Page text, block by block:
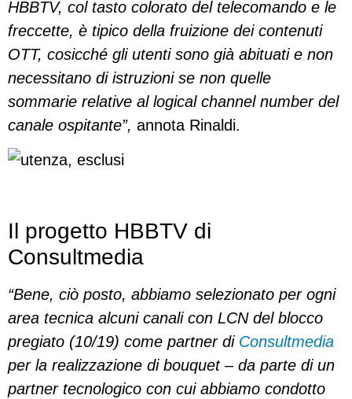
HBBTV, col tasto colorato del telecomando e le
freccette, è tipico della fruizione dei contenuti
OTT, cosicché gli utenti sono già abituati e non
necessitano di istruzioni se non quelle
sommarie relative al logical channel number del
canale ospitante”, annota Rinaldi.
Il progetto HBBTV di
Consultmedia
“Bene, ciò posto, abbiamo selezionato per ogni
area tecnica alcuni canali con LCN del blocco
pregiato (10/19) come partner di Consultmedia
per la realizzazione di bouquet – da parte di un
partner tecnologico con cui abbiamo condotto